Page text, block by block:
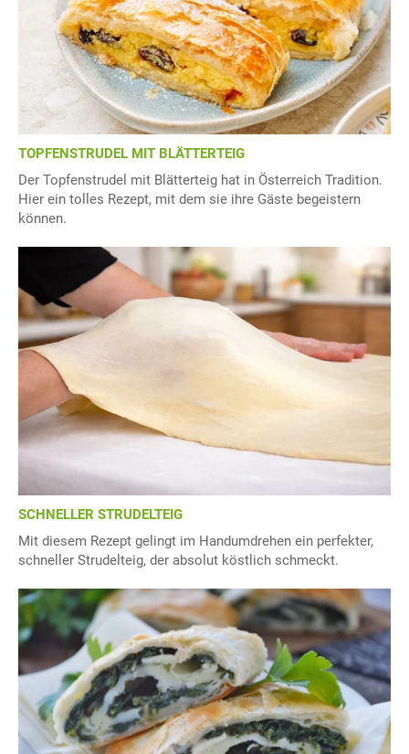
TOPFENSTRUDEL MIT BLÄTTERTEIG
Der Topfenstrudel mit Blätterteig hat in Österreich Tradition.
Hier ein tolles Rezept, mit dem sie ihre Gäste begeistern
können.
SCHNELLER STRUDELTEIG
Mit diesem Rezept gelingt im Handumdrehen ein perfekter,
schneller Strudelteig, der absolut köstlich schmeckt.